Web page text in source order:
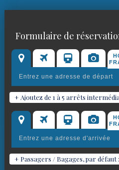
Réservez votre
pour Mormoiron
Formulaire de
+ Ajoutez de 1 à 5 arrêts
+ Passagers / Bagages, par défaut